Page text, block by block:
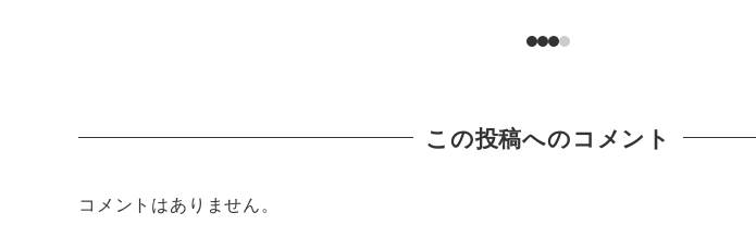
この投稿へのコメント
コメントはありません。